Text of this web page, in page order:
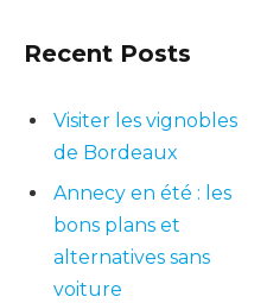
Recent Posts
Visiter les vignobles
de Bordeaux
Annecy en été : les
bons plans et
alternatives sans
voiture